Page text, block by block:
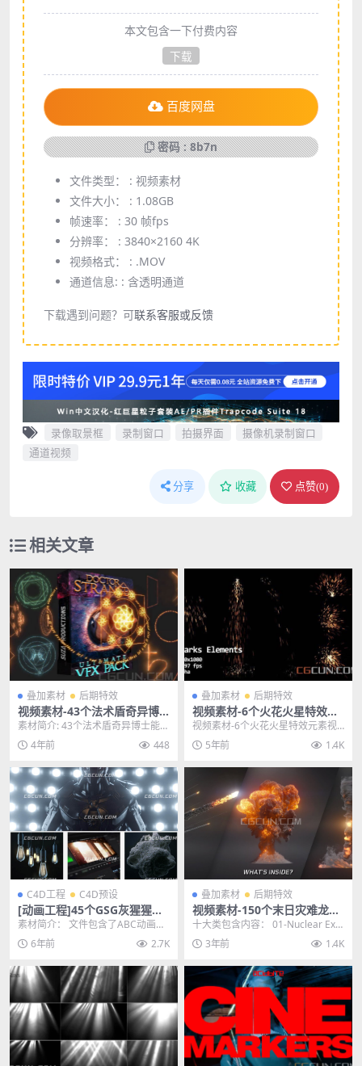
本文包含一下付费内容
下载
百度网盘
密码 : 8b7n
文件类型： : 视频素材
文件大小： : 1.08GB
帧速率： : 30 帧fps
分辨率： : 3840×2160 4K
视频格式： : .MOV
通道信息: : 含透明通道
下载遇到问题？可联系客服或反馈
录像取景框 录制窗口 拍摄界面
摄像机录制窗口
通道视频
分享 收藏 点赞(0)
相关文章
叠加素材 后期特效
视频素材-43个法术盾奇异博
士能量粒子VFX特效视频合成
素材
素材简介: 43个法术盾奇异博士能量
粒子VFX特效视频合成素材，包含比
如能量护盾...
4年前 448
叠加素材 后期特效
视频素材-6个火花火星特效元
素视频素材 含透明通道
视频素材-6个火花火星特效元素视
频素材 含透明通道 其他推荐: 视频
素材-8个常...
5年前 1.4K
C4D工程 C4D预设
[动画工程]45个GSG灰猩猩真
实灰尘颗粒ABC模型视频素材
合集
素材简介： 文件包含了ABC动画模
型和灰尘颗粒的动态视频文件，45
个GSG灰猩猩...
6年前 2.7K
叠加素材 后期特效
视频素材-150个末日灾难龙卷
风爆炸海啸陨石坠落4K特效合
成素材
十大类包含内容： 01-Nuclear Expl
osion 核弹爆炸 02-Sh...
3年前 1.4K